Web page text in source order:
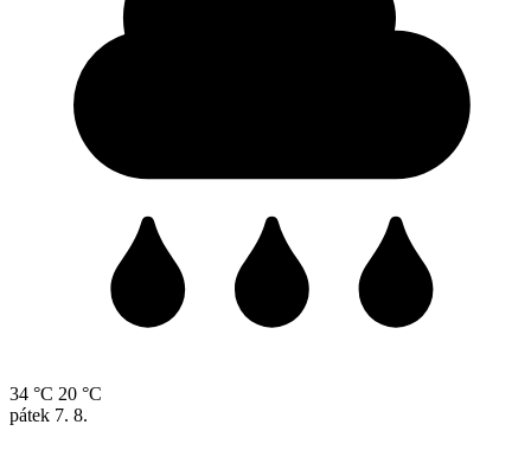
34 °C 20 °C
pátek 7. 8.